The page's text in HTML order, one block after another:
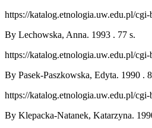
https://katalog.etnologia.uw.edu.pl/
By Lechowska, Anna. 1993 . 77 s.
https://katalog.etnologia.uw.edu.pl/
By Pasek-Paszkowska, Edyta. 1990 .
https://katalog.etnologia.uw.edu.pl/
By Klepacka-Natanek, Katarzyna.